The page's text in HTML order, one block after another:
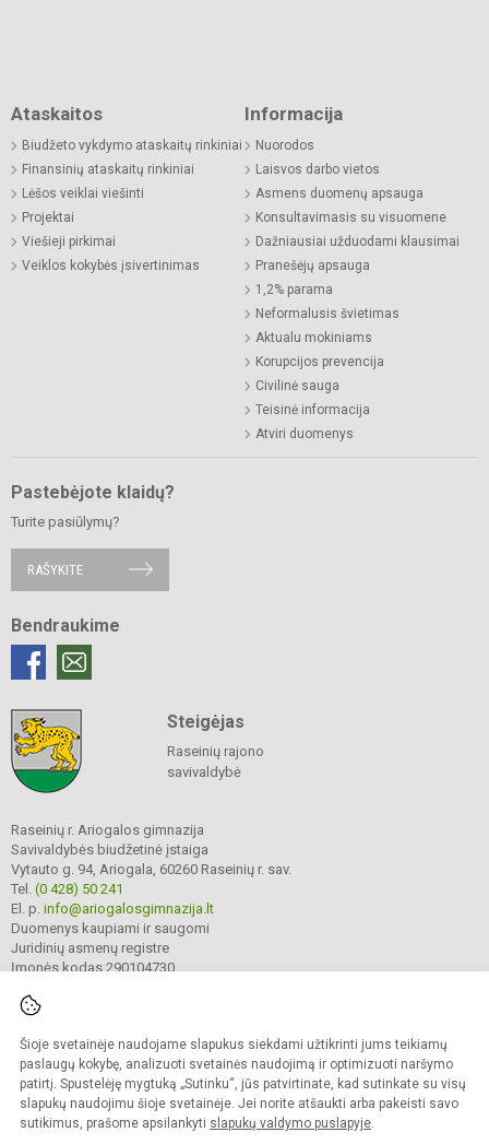
Šioje svetainėje naudojame slapukus siekdami užtikrinti jums teikiamų
paslaugų kokybę, analizuoti svetainės naudojimą ir optimizuoti naršymo
patirtį. Spustelėję mygtuką „Sutinku“, jūs patvirtinate, kad sutinkate su visų
slapukų naudojimu šioje svetainėje. Jei norite atšaukti arba pakeisti savo
sutikimus, prašome apsilankyti slapukų valdymo puslapyje.
Ataskaitos
Biudžeto vykdymo ataskaitų rinkiniai
Finansinių ataskaitų rinkiniai
Lėšos veiklai viešinti
Projektai
Viešieji pirkimai
Veiklos kokybės įsivertinimas
Informacija
Nuorodos
Laisvos darbo vietos
Asmens duomenų apsauga
Konsultavimasis su visuomene
Dažniausiai užduodami klausimai
Pranešėjų apsauga
1,2% parama
Neformalusis švietimas
Aktualu mokiniams
Korupcijos prevencija
Civilinė sauga
Teisinė informacija
Atviri duomenys
Pastebėjote klaidų?
Turite pasiūlymų?
RAŠYKITE
Bendraukime
Steigėjas
Raseinių rajono
savivaldybė
Raseinių r. Ariogalos gimnazija
Savivaldybės biudžetinė įstaiga
Vytauto g. 94, Ariogala, 60260 Raseinių r. sav.
Tel. (0 428) 50 241
El. p. info@ariogalosgimnazija.lt
Duomenys kaupiami ir saugomi
Juridinių asmenų registre
Įmonės kodas 290104730
© 2022. Raseinių r. Ariogalos gimnazija. Visos teisės saugomos.
Kopijuoti turinį be raštiško gimnazijos sutikimo griežtai draudžiama.
Prieinamumo paraiška Slapukų valdymas
Sumanus būdas atnaujinti